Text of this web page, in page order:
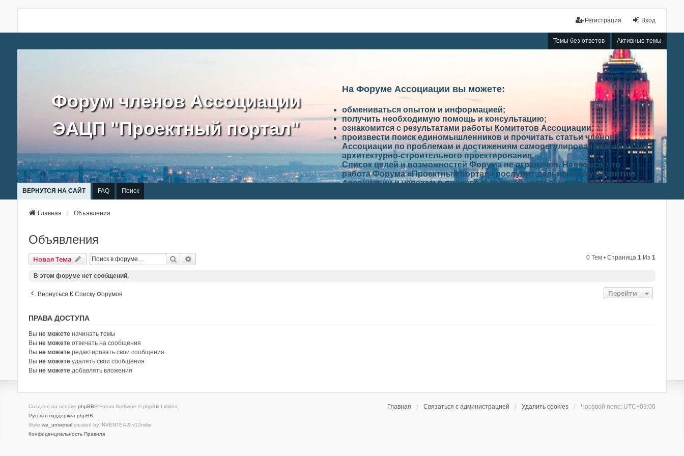
Вход
Регистрация
Темы без ответов Активные темы
Форум членов Ассоциации
ЭАЦП "Проектный портал"
На Форуме Ассоциации вы можете:
обмениваться опытом и информацией;
получить необходимую помощь и консультацию;
ознакомится с результатами работы Комитетов Ассоциации;
произвести поиск единомышленников и прочитать статьи членов
Ассоциации по проблемам и достижениям саморегулирования в области
архитектурно-строительного проектирования.
Список целей и возможностей Форума не ограничен. Надеемся, что
работа Форума «Проектный портал» послужит дальнейшему развитию
Ассоциации и успехам в производственной деятельности членов
ВЕРНУТСЯ НА САЙТ FAQ Поиск
Главная Объявления
Объявления
Новая Тема Поиск 0 Тем • Страница1 Из1
В этом форуме нет сообщений.
Вернуться К Списку Форумов Перейти
ПРАВА ДОСТУПА
Вы не можетеначинать темы
Вы не можетеотвечать на сообщения
Вы не можетередактировать свои сообщения
Вы не можетеудалять свои сообщения
Вы не можетедобавлять вложения
Главная Связаться с администрацией Удалить cookies Часовой пояс: UTC+03:00
Создано на основе phpBB® Forum Software © phpBB Limited
Русская поддержка phpBB
Style we_universalcreated by INVENTEA & v12mike
Конфиденциальность Правила